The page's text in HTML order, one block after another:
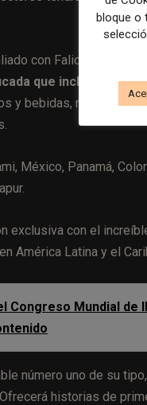
con Falic Media,
que incluye
y bebidas, marcas de
México, Panamá,
exclusiva con el
América Latina y el
Congreso Mundial de
número uno de su tipo,
historias de
bloque o